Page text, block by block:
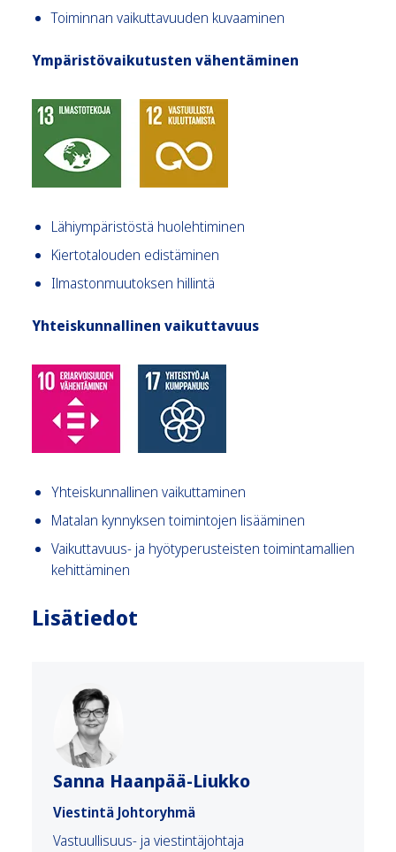
Toiminnan vaikuttavuuden kuvaaminen
Ympäristövaikutusten vähentäminen
Lähiympäristöstä huolehtiminen
Kiertotalouden edistäminen
Ilmastonmuutoksen hillintä
Yhteiskunnallinen vaikuttavuus
Yhteiskunnallinen vaikuttaminen
Matalan kynnyksen toimintojen lisääminen
Vaikuttavuus- ja hyötyperusteisten toimintamallien
kehittäminen
Lisätiedot
Sanna Haanpää-Liukko
Viestintä Johtoryhmä
Vastuullisuus- ja viestintäjohtaja